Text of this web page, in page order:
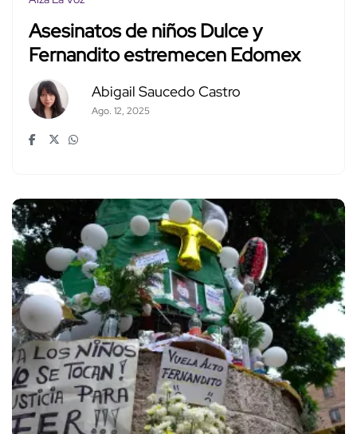
Asesinatos de niños Dulce y
Fernandito estremecen Edomex
Abigail Saucedo Castro
Ago. 12, 2025